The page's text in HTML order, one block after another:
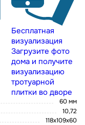
Бесплатная
визуализация
Загрузите фото
дома и получите
визуализацию
тротуарной
плитки во дворе
60 мм
10,72
118x109x60